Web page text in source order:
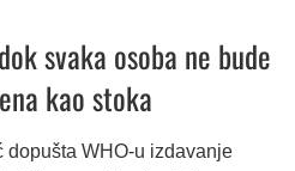
svaka osoba ne bude
kao stoka
dopušta WHO-u izdavanje